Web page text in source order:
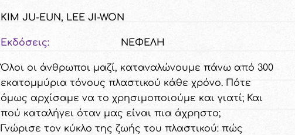
KIM JU-EUN, LEE JI-WON
Εκδόσεις: ΝΕΦΕΛΗ
Όλοι οι άνθρωποι μαζί, καταναλώνουμε πάνω από 300
εκατομμύρια τόνους πλαστικού κάθε χρόνο. Πότε
όμως αρχίσαμε να το χρησιμοποιούμε και γιατί; Και
πού καταλήγει όταν μας είναι πια άχρηστο;
Γνώρισε τον κύκλο της ζωής του πλαστικού: πώς